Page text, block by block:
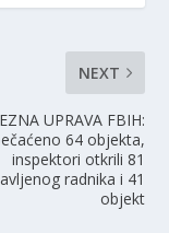
NEXT
UPRAVA FBIH:
64 objekta,
inspektori otkrili 81
radnika i 41
objekt